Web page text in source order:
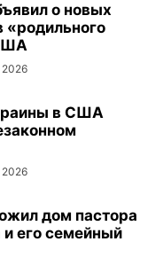
о новых
«родильного
2026
в США
2026
дом пастора
и его семейный